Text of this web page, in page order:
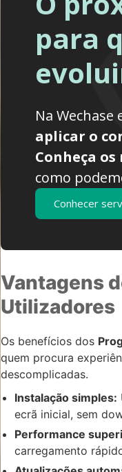
para
Na Wechase
aplicar o
Conheça os
como
Conhecer
Vantagens
Utilizadores
Os benefícios dos
quem procura
descomplicadas.
Instalação simples:
ecrã inicial, sem
Performance
carregamento